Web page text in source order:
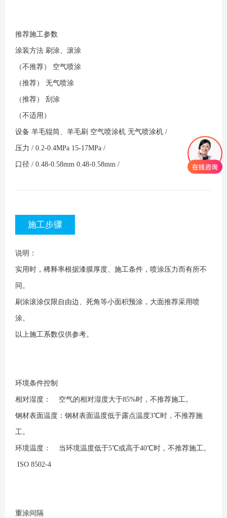
推荐施工参数
涂装方法 刷涂、滚涂
（不推荐） 空气喷涂
（推荐） 无气喷涂
（推荐） 刮涂
（不适用）
设备 羊毛辊筒、羊毛刷 空气喷涂机 无气喷涂机 /
压力 / 0.2-0.4MPa 15-17MPa /
口径 / 0.48-0.58mm 0.48-0.58mm /
施工步骤
说明：
实用时，稀释率根据漆膜厚度、施工条件，喷涂压力而有所不
同。
刷涂滚涂仅限自由边、死角等小面积预涂，大面推荐采用喷
涂。
以上施工系数仅供参考。
环境条件控制
相对湿度： 空气的相对湿度大于85%时，不推荐施工。
钢材表面温度：钢材表面温度低于露点温度3℃时，不推荐施
工。
环境温度： 当环境温度低于5℃或高于40℃时，不推荐施工。
ISO 8502-4
重涂间隔